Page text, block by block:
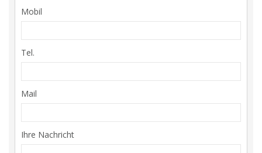
Mobil
Tel.
Mail
Ihre Nachricht